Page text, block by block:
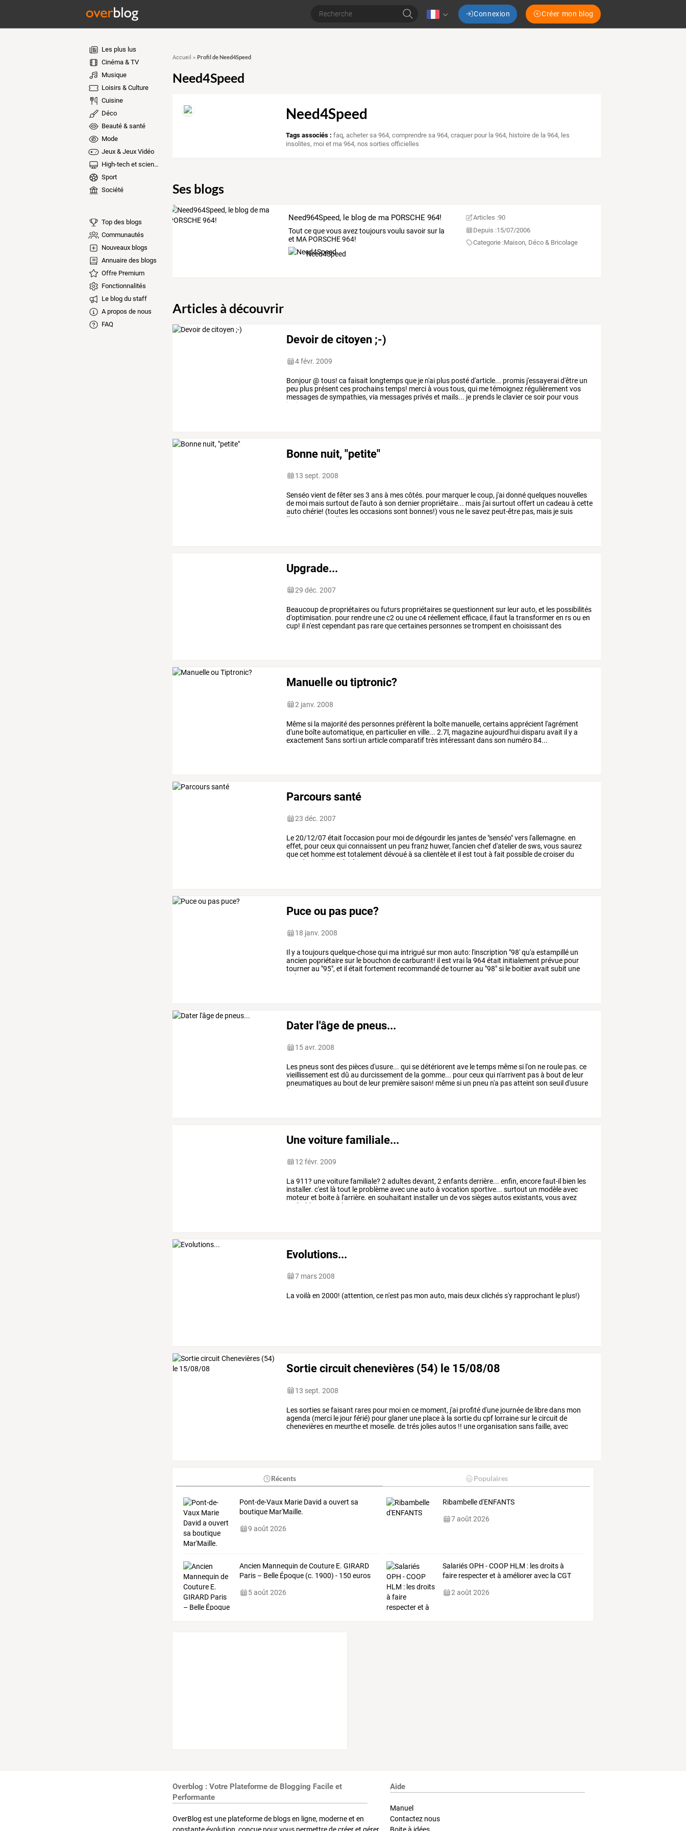
Connexion Créer mon blog
Les plus lus
Cinéma & TV
Musique
Loisirs & Culture
Cuisine
Déco
Beauté & santé
Mode
Jeux & Jeux Vidéo
High-tech et sciences
Sport
Société
Top des blogs
Communautés
Nouveaux blogs
Annuaire des blogs
Offre Premium
Fonctionnalités
Le blog du staff
A propos de nous
FAQ
Accueil » Profil de Need4Speed
Need4Speed
Need4Speed
Tags associés : faq,acheter sa 964,comprendre sa 964,craquer pour la 964, histoire de la 964, les
insolites, moi et ma 964, nos sorties officielles
Ses blogs
Need964Speed, le blog de ma PORSCHE 964!
Tout ce que vous avez toujours voulu savoir sur la
et MA PORSCHE 964!
Need4Speed
Articles :90
Depuis :15/07/2006
Categorie :Maison, Déco & Bricolage
Articles à découvrir
Devoir de citoyen ;-)
4 févr. 2009
Bonjour@ tous! ca faisait longtempsque je n'ai plus postéd'article... promis j'essayeraid'être un
peu plus présent ces prochainstemps! mercià voustous, qui metémoignez régulièrement vos
messagesdesympathies, via messages privéset mails... je prends leclaviercesoir pourvous
insiter,
Bonne nuit, "petite"
13 sept. 2008
Senséovient defêterses3 ansà mescôtés. pour marquer lecoup, j'aidonnéquelques nouvelles
de moi maissurtout de l'autoà son dernier propriétaire... mais j'aisurtout offert un cadeau à cette
autochérie! (toutes lesoccasionssont bonnes!) vous ne lesavez peut-être pas, mais jesuis
l'heureux
d'une
Upgrade...
29 déc. 2007
Beaucoupde propriétairesou futurs propriétairessequestionnent sur leurauto, et les possibilités
d'optimisation. pour rendre unec2 ou unec4 réellement efficace, il faut la transformeren rsou en
cup! il n'est cependant pas rarequecertaines personnessetrompent en choisissant des
qui
Manuelle ou tiptronic?
2 janv. 2008
Même si la majorité des personnes préfèrent la boîte manuelle, certains apprécient l'agrément
d'une boîte automatique, en particulier en ville... 2.7l, magazine aujourd'hui disparu avait il y a
exactement 5ans sorti un article comparatif très intéressant dans son numéro 84...
Parcours santé
23 déc. 2007
Le20/12/07était l'occasion pour moidedégourdir les jantesde "senséo"vers l'allemagne. en
effet, pourceuxquiconnaissent un peu franz huwer, l'ancien chefd'atelierdesws,voussaurez
quecet hommeest totalement dévouéà sa clientèleet il est tout à fait possibledecroiserdu
monde
dimanche à
Puce ou pas puce?
18 janv. 2008
Il ya toujoursquelque-chosequi ma intriguésur mon auto: l'inscription "98'qu'a estampillé un
ancien popriétairesur le bouchon decarburant! il est vrai la 964était initialement prévue pour
tournerau "95",et il était fortement recommandédetournerau "98"si le boitieravait subit une
préparation.
la
Dater l'âge de pneus...
15 avr. 2008
Les pneussont des piècesd'usure... quisedétériorent ave letemps mêmesi l'on ne roule pas. ce
vieillissement est dû au durcissement de la gomme... pourceuxqui n'arrivent pasà bout de leur
pneumatiquesau bout de leur premièresaison! mêmesi un pneu n'a pasatteint son seuil d'usure
(au
Une voiture familiale...
12 févr. 2009
La 911? unevoiturefamiliale? 2 adultesdevant, 2 enfantsderrière... enfin, encorefaut-il bien les
installer. c'est là tout le problèmeavec uneautoà vocation sportive... surtout un modèleavec
moteuret boiteà l'arrière. en souhaitant installer un devossiègesautosexistants, vousavez
probablement
la
Evolutions...
7 mars 2008
La voilà en 2000! (attention, ce n'est pas mon auto, mais deux clichés s'y rapprochant le plus!)
Sortie circuit chenevières (54) le 15/08/08
13 sept. 2008
Lessortiessefaisant rares pour moien ce moment, j'ai profitéd'une journéede libredans mon
agenda (merci le jourférié) pourglaner une placeà la sortiedu cpf lorrainesur lecircuit de
chenevièresen meurtheet moselle. detrés joliesautos !! uneorganisation sansfaille, avec
Récents Populaires
Pont-de-Vaux Marie David a ouvert sa
boutique Mar'Maille.
9 août 2026
Ribambelle d'ENFANTS
7 août 2026
Ancien Mannequin de Couture E. GIRARD
Paris – Belle Époque (c. 1900) - 150 euros
5 août 2026
Salariés OPH - COOP HLM : les droits à
faire respecter et à améliorer avec la CGT
2 août 2026
Overblog : Votre Plateforme de Blogging Facile et
Performante
OverBlog est une plateforme de blogs en ligne, moderne et en
Aide
Manuel
Contactez nous